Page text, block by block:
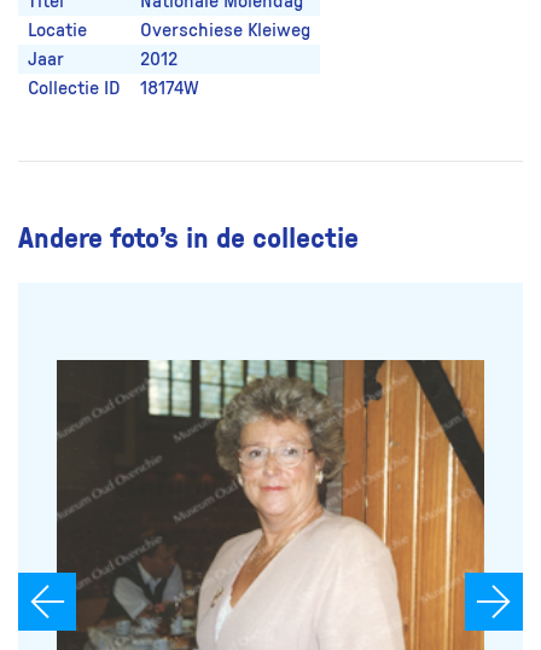
Locatie
Overschiese Kleiweg
Jaar
2012
Collectie ID
18174W
Andere foto’s in de collectie